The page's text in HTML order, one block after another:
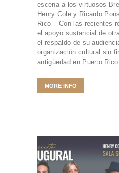
escena a los virtuosos
Henry Cole y Ricardo
Rico – Con las recientes
el apoyo sustancial de
el respaldo de su
organización cultural sin
antigüedad en Puerto
MORE INFO